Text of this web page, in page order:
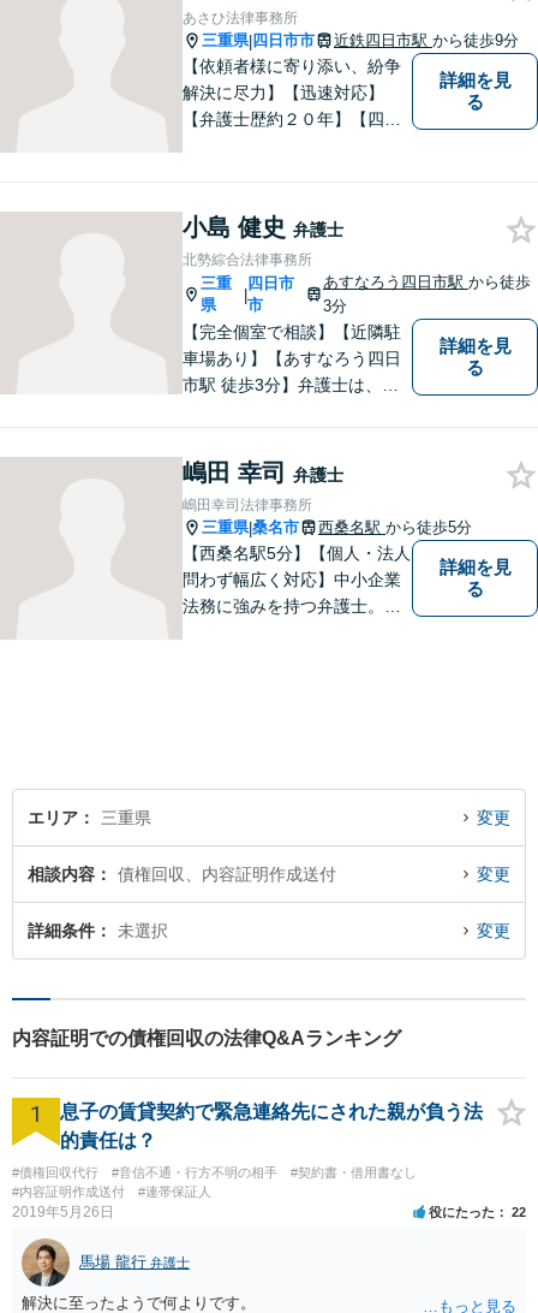
あさひ法律事務所
三重県| 四日市市 近鉄四日市駅 から徒歩9分
【依頼者様に寄り添い、紛争
解決に尽力】【迅速対応】
【弁護士歴約２０年】【四日
詳細を見
る
小島 健史 弁護士
北勢綜合法律事務所
三重
県
|
四日市
市
あすなろう四日市駅 から徒歩
3分
【完全個室で相談】【近隣駐
車場あり】【あすなろう四日
市駅 徒歩3分】弁護士は、依
でも聞いてください。 問題解
決に向かって一緒に頑張りま
しょう。
詳細を見
る
嶋田 幸司 弁護士
嶋田幸司法律事務所
三重県|桑名市 西桑名駅 から徒歩5分
【西桑名駅5分】【個人・法人
問わず幅広く対応】中小企業
法務に強みを持つ弁護士。個
詳細を見
る
エリア 三重県 変更
相談内容 債権回収、内容証明作成送付 変更
詳細条件 未選択 変更
内容証明での債権回収の法律Q&Aランキング
1
息子の賃貸契約で緊急連絡先にされた親が負う法
的責任は？
#債権回収代行 #音信不通・行方不明の相手
#契約書・借用書なし
#内容証明作成送付
#連帯保証人
2019年5月26日 役にたった 22
馬場 龍行 弁護士
解決に至ったようで何よりです。